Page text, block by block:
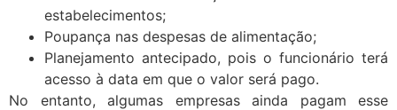
estabelecimentos;
Poupança nas despesas de alimentação;
Planejamento antecipado, pois o funcionário terá
acesso à data em que o valor será pago.
No entanto, algumas empresas ainda pagam esse